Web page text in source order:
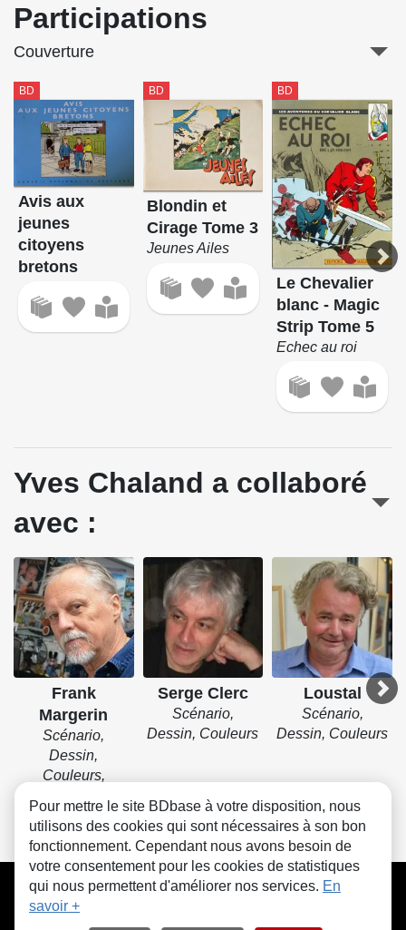
Participations
Couverture
BD
Avis aux
jeunes
citoyens
bretons
BD
Blondin et
Cirage Tome 3
Jeunes Ailes
BD
Le Chevalier
blanc - Magic
Strip Tome 5
Echec au roi
Yves Chaland a collaboré
avec :
Frank
Margerin
Scénario,
Dessin,
Couleurs,
Serge Clerc
Scénario,
Dessin, Couleurs
Loustal
Scénario,
Dessin, Couleurs
CGU FAQ Contact Cookies
Pour mettre le site BDbase à votre disposition, nous
utilisons des cookies qui sont nécessaires à son bon
fonctionnement. Cependant nous avons besoin de
votre consentement pour les cookies de statistiques
qui nous permettent d'améliorer nos services. En
savoir +